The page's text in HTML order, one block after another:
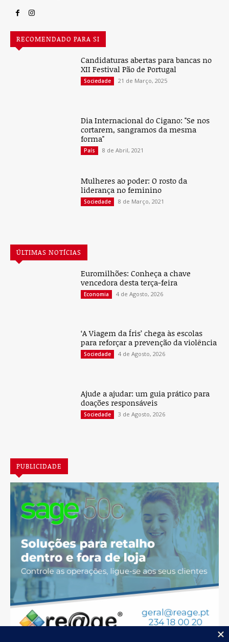
RECOMENDADO PARA SI
Candidaturas abertas para bancas no
XII Festival Pão de Portugal
Sociedade 21 de Março, 2025
Dia Internacional do Cigano: "Se nos
cortarem, sangramos da mesma
forma"
País 8 de Abril, 2021
Mulheres ao poder: O rosto da
liderança no feminino
Sociedade 8 de Março, 2021
ÚLTIMAS NOTÍCIAS
Euromilhões: Conheça a chave
vencedora desta terça-feira
Economia 4 de Agosto, 2026
‘A Viagem da Íris’ chega às escolas
para reforçar a prevenção da violência
Sociedade 4 de Agosto, 2026
Ajude a ajudar: um guia prático para
doações responsáveis
Sociedade 3 de Agosto, 2026
PUBLICIDADE